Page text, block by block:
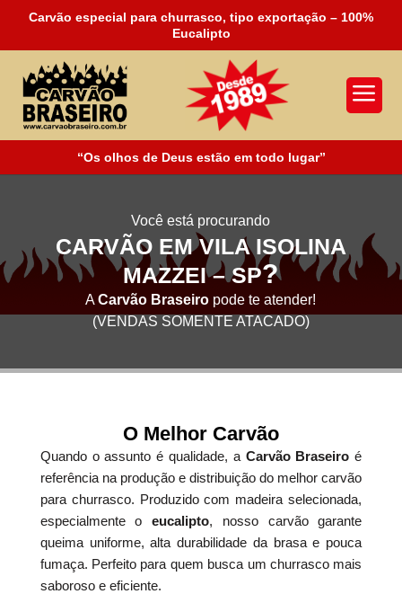
Carvão especial para churrasco, tipo exportação – 100%
Eucalipto
a
“Os olhos de Deus estão em todo lugar”
Você está procurando
CARVÃO EM VILA ISOLINA
MAZZEI – SP?
ACarvão Braseiro pode te atender!
(VENDAS SOMENTE ATACADO)
O Melhor Carvão
Quando o assunto é qualidade, a Carvão Braseiro é
referência na produção e distribuição do melhor carvão
para churrasco. Produzido com madeira selecionada,
especialmente oeucalipto, nosso carvão garante
queima uniforme, alta durabilidade da brasa e pouca
fumaça. Perfeito para quem busca um churrasco mais
saboroso e eficiente.